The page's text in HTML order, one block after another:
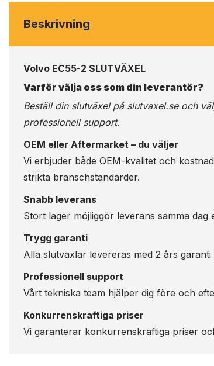
Beskrivning
Volvo EC55-2 SLUTVÄXEL
Varför välja oss som din leverantör?
Beställ din slutväxel på slutvaxel.seoch
professionell support.
OEM eller Aftermarket – du väljer
Vi erbjuder både OEM-kvalitet och
strikta branschstandarder.
Snabb leverans
Stort lager möjliggör leverans samma dag
Trygg garanti
Alla slutväxlar levereras med 2 års
Professionell support
Vårt tekniska team hjälper dig före och
Konkurrenskraftiga priser
Vi garanterar konkurrenskraftiga priser